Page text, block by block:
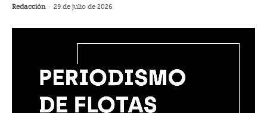
Redacción - 29 de julio de 2026